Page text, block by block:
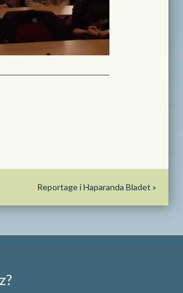
Reportage i Haparanda Bladet »